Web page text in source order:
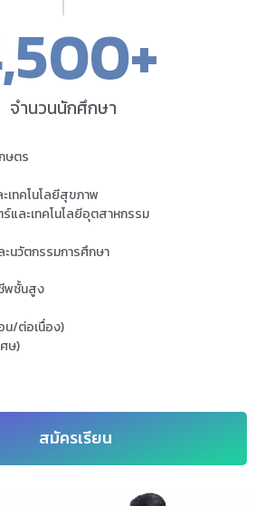
+
จำนวนนักศึกษา
ษตร
เทคโนโลยีสุขภาพ
และเทคโนโลยีอุตสาหกรรม
นวัตกรรมการศึกษา
พชั้นสูง
/ต่อเนื่อง)
ษ)
สมัครเรียน